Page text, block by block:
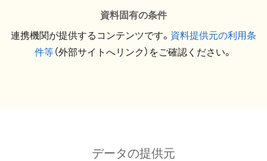
資料固有の条件
連携機関が提供するコンテンツです。 資料提供元の利用条
件等（外部サイトへリンク）をご確認ください。
データの提供元